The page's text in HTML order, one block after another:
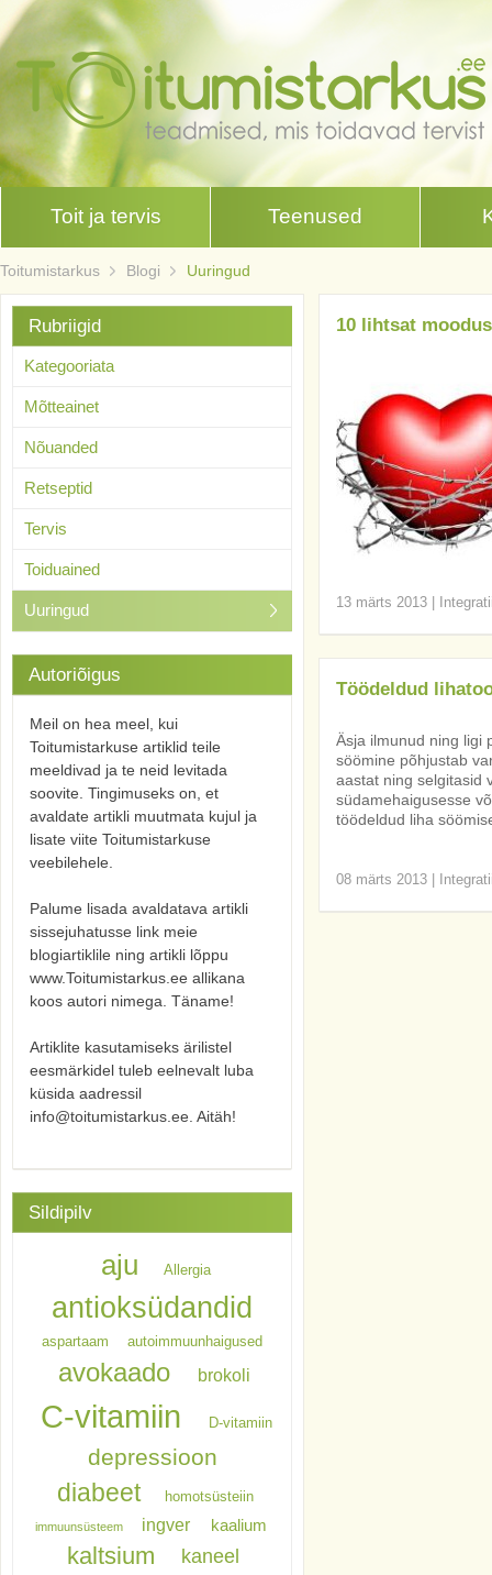
Toit ja tervis Teenused
Toitumistarkus Blogi Uuringud
10 lihtsat
13 märts 2013
Töödeldud
Äsja ilmunud ning ligi
söömine põhjustab
aastat ning selgitasid
südamehaigusesse
töödeldud liha
08 märts 2013
Rubriigid
Kategooriata
Mõtteainet
Nõuanded
Retseptid
Tervis
Toiduained
Uuringud
Autoriõigus
Meil on hea meel, kui
Toitumistarkuse artiklid teile
meeldivad ja te neid levitada
soovite. Tingimuseks on, et
avaldate artikli muutmata kujul ja
lisate viite Toitumistarkuse
veebilehele.
Palume lisada avaldatava artikli
sissejuhatusse link meie
blogiartiklile ning artikli lõppu
www.Toitumistarkus.ee allikana
koos autori nimega. Täname!
Artiklite kasutamiseks ärilistel
eesmärkidel tuleb eelnevalt luba
küsida aadressil
info@toitumistarkus.ee. Aitäh!
Sildipilv
aju Allergia
antioksüdandid
aspartaam autoimmuunhaigused
avokaado brokoli
C-vitamiin D-vitamiin
depressioon
diabeet homotsüsteiin
immuunsüsteem ingver kaalium
kaltsium kaneel